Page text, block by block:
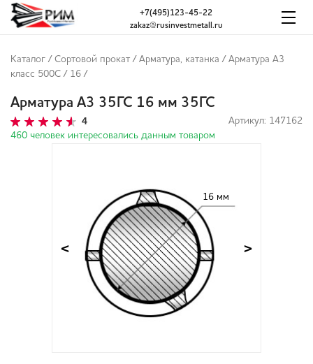
zakaz@rusinvestmetall.ru
+7(495)123-45-22
Каталог / Сортовой прокат / Арматура, катанка / Арматура А3
класс 500С / 16 /
Арматура А3 35ГС 16 мм 35ГС
4
Артикул: 147162
460 человек интересовались данным товаром
16 мм
< >